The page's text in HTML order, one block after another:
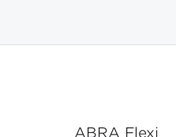
ABRA Flexi